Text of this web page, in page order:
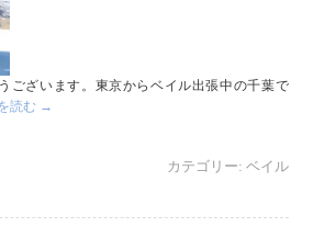
ございます。東京からベイル出張中の千葉で
読む →
カテゴリー: ベイル